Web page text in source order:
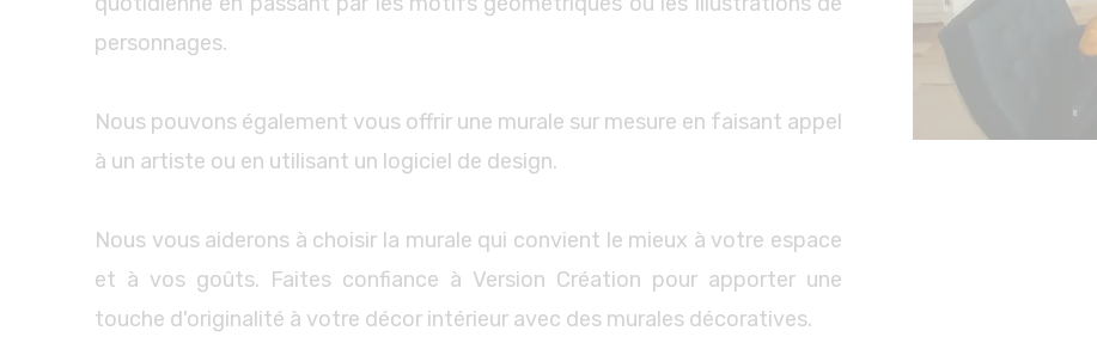
personnages.
Nous pouvons également vous offrir une murale sur mesure en faisant appel
à un artiste ou en utilisant un logiciel de design.
Nous vous aiderons à choisir la murale qui convient le mieux à votre espace
et à vos goûts. Faites confiance à Version Création pour apporter une
touche d'originalité à votre décor intérieur avec des murales décoratives.